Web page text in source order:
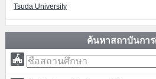
Tsuda University
ค้นหาสถาบันกา